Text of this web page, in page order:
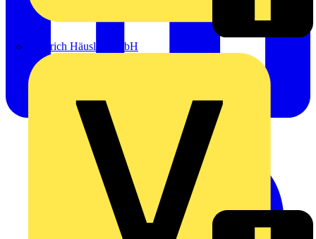
Heinrich Häusler GmbH